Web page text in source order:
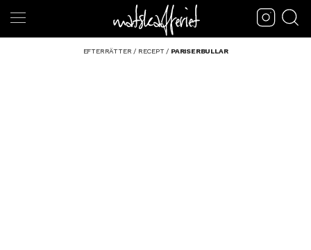
EFTERRÄTTER / RECEPT/ PARISERBULLAR